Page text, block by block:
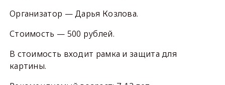
Организатор — Дарья Козлова.
Стоимость — 500 рублей.
В стоимость входит рамка и защита для
картины.